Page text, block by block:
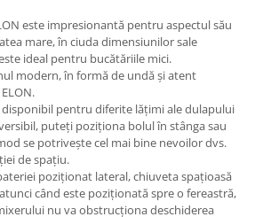
este impresionantă pentru aspectul său
mare, în ciuda dimensiunilor sale
ideal pentru bucătăriile mici.
modern, în formă de undă și atent
disponibil pentru diferite lățimi ale dulapului
puteți poziționa bolul în stânga sau
se potrivește cel mai bine nevoilor dvs.
de spațiu.
poziționat lateral, chiuveta spațioasă
când este poziționată spre o fereastră,
nu va obstrucționa deschiderea